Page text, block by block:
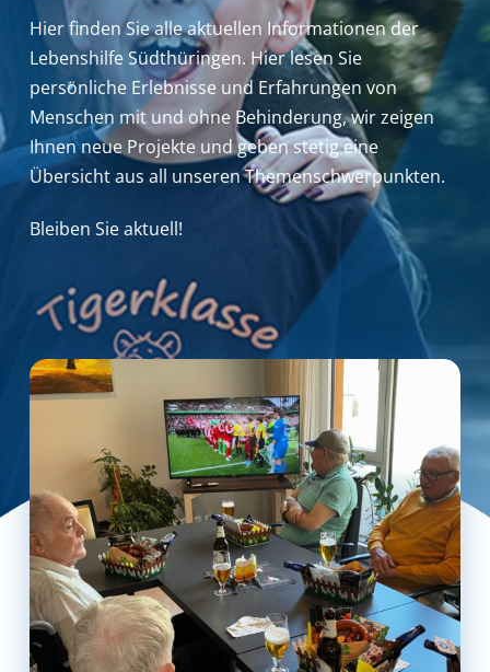
Hier finden Sie alle aktuellen Informationen der
Lebenshilfe Südthüringen. Hier lesen Sie
persönliche Erlebnisse und Erfahrungen von
Menschen mit und ohne Behinderung,wir zeigen
Ihnen neue Projekte und geben stetig eine
Übersicht aus all unseren Themenschwerpunkten.
Bleiben Sie aktuell!